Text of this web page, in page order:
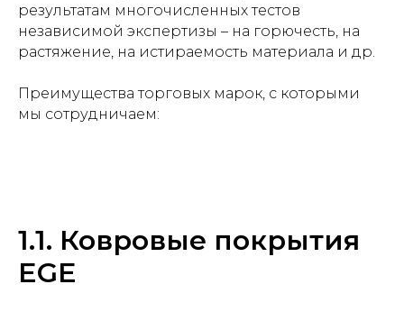
результатам многочисленных тестов
независимой экспертизы – на горючесть, на
растяжение, на истираемость материала и др.
Преимущества торговых марок, с которыми
мы сотрудничаем:
1.1. Ковровые покрытия
EGE